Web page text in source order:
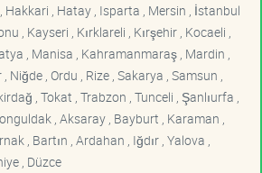
Hakkari , Hatay , Isparta , Mersin , İstanbul
, Kayseri , Kırklareli , Kırşehir , Kocaeli ,
, Manisa , Kahramanmaraş , Mardin ,
Niğde , Ordu , Rize , Sakarya , Samsun ,
, Tokat , Trabzon , Tunceli , Şanlıurfa ,
, Aksaray , Bayburt , Karaman ,
, Bartın , Ardahan , Iğdır , Yalova ,
, Düzce